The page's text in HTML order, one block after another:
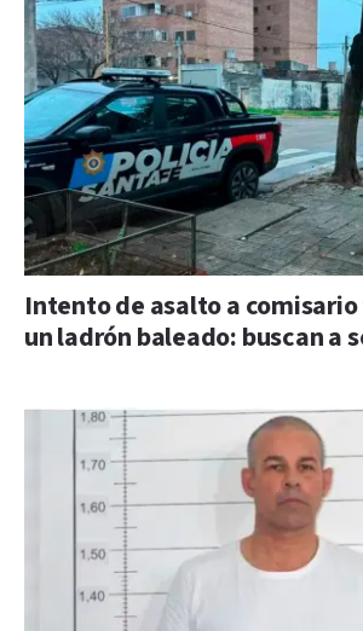
Intento de asalto a
un ladrón baleado: buscan a